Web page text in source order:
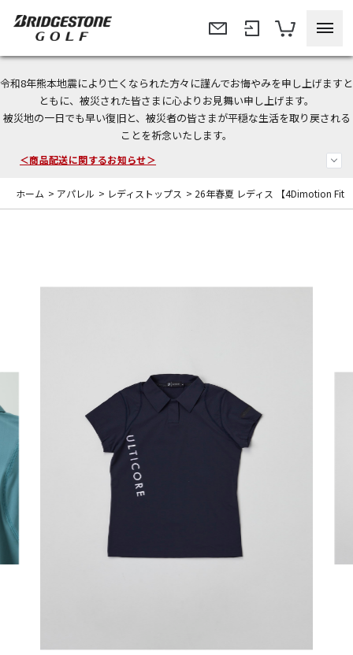
令和8年熊本地震により亡くなられた方々に謹んでお悔やみを申し上げますと
ともに、被災された皆さまに心よりお見舞い申し上げます。
被災地の一日でも早い復旧と、被災者の皆さまが平穏な生活を取り戻される
ことを祈念いたします。
＜夏季休暇中のご注文・発送・お問い合わせ＞
今なら新規会員登録で1,000円OFFクーポンプレゼント！
＜商品配送に関するお知らせ＞
ホーム > アパレル > レディストップス > 26年春夏 レディス 【4Dimotion Fit